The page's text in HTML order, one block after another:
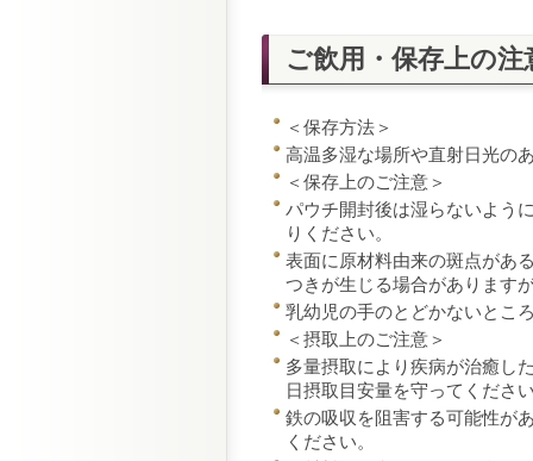
ご飲用・保存上の注
＜保存方法＞
高温多湿な場所や直射日光の
＜保存上のご注意＞
パウチ開封後は湿らないよう
りください。
表面に原材料由来の斑点があ
つきが生じる場合があります
乳幼児の手のとどかないとこ
＜摂取上のご注意＞
多量摂取により疾病が治癒し
日摂取目安量を守ってくださ
鉄の吸収を阻害する可能性が
ください。